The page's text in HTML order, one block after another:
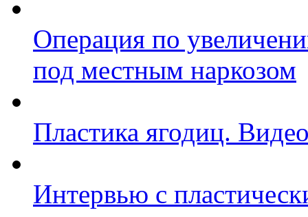
Операция по
под местным наркозом
Пластика ягодиц.
Интервью с